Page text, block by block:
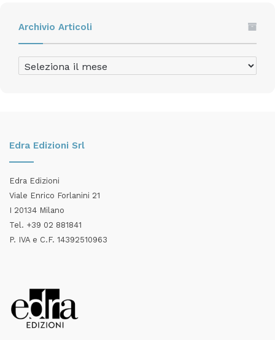
Archivio Articoli
Archivio
Articoli
Edra Edizioni Srl
Edra Edizioni
Viale Enrico Forlanini 21
I 20134 Milano
Tel. +39 02 881841
P. IVA e C.F. 14392510963